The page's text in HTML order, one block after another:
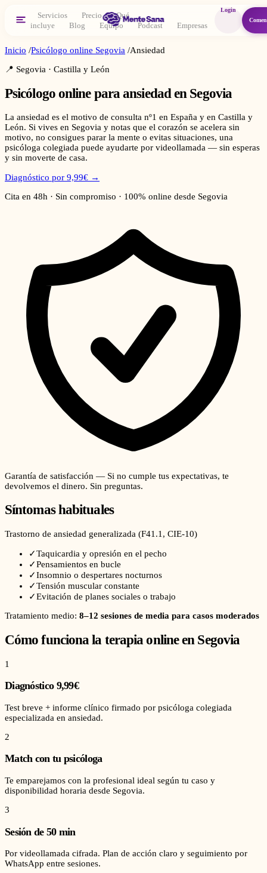
Servicios Precio
Qué
incluye
Blog Equipo Podcast Empresas
Login
Inicio /Psicólogo online Segovia /Ansiedad
📍 Segovia · Castilla y León
Psicólogo online paraansiedaden Segovia
La ansiedad es el motivo de consulta nº1 en España y en Castilla y
León. Si vives en Segovia y notas que el corazón se acelera sin
motivo, no consigues parar la mente o evitas situaciones, una
psicóloga colegiada puede ayudarte por videollamada — sin esperas
y sin moverte de casa.
Diagnóstico por 9,99€ →
Cita en 48h · Sin compromiso · 100% online desde Segovia
Garantía de satisfacción — Si no cumple tus expectativas, te
devolvemos el dinero. Sin preguntas.
Síntomas habituales
Trastorno de ansiedad generalizada (F41.1 , CIE-10)
✓Taquicardia y opresión en el pecho
✓Pensamientos en bucle
✓Insomnio o despertares nocturnos
✓Tensión muscular constante
✓Evitación de planes sociales o trabajo
Tratamiento medio: 8–12 sesiones de media para casos moderados
Cómo funciona la terapia online en Segovia
1
Diagnóstico 9,99€
Test breve + informe clínico firmado por psicóloga colegiada
especializada en ansiedad.
2
Match con tu psicóloga
Te emparejamos con la profesional ideal según tu caso y
disponibilidad horaria desde Segovia.
3
Sesión de 50 min
Por videollamada cifrada. Plan de acción claro y seguimiento por
WhatsApp entre sesiones.